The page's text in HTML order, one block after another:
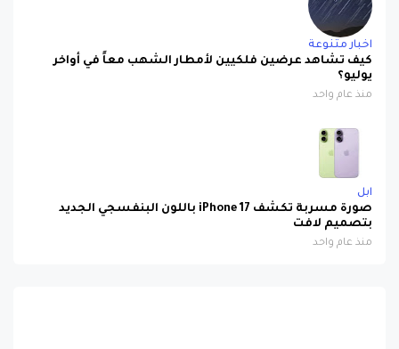
اخبار متنوعة
كيف تشاهد عرضين فلكيين لأمطار الشهب معاً في أواخر
يوليو؟
منذ عام واحد
ابل
صورة مسربة تكشف iPhone 17 باللون البنفسجي الجديد
بتصميم لافت
منذ عام واحد